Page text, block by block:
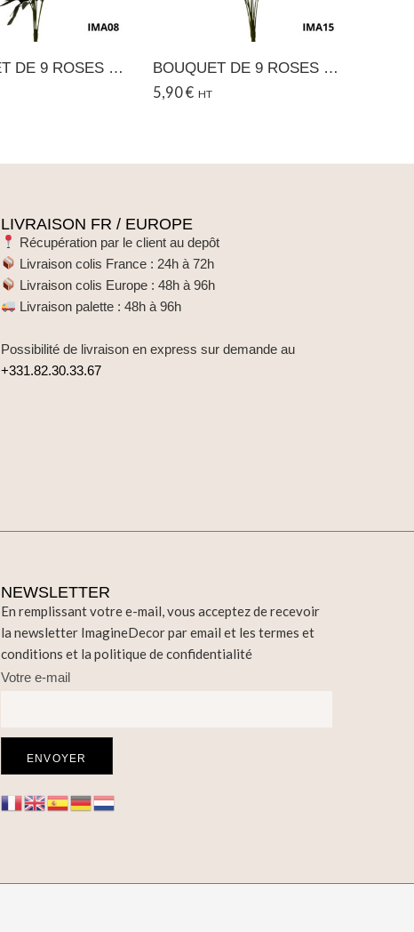
BOUQUET DE 9 ROSES – 08
BOUQUET DE 9 ROSES – 15
5,90€ HT
LIVRAISON FR / EUROPE
Récupération par le client au depôt
Livraison colis France : 24h à 72h
Livraison colis Europe : 48h à 96h
Livraison palette : 48h à 96h
Possibilité de livraison en express sur demande au
+331.82.30.33.67
NEWSLETTER
En remplissant votre e-mail, vous acceptez de recevoir
la newsletter ImagineDecor par email et les termes et
conditions et la politique de confidentialité
Votre e-mail